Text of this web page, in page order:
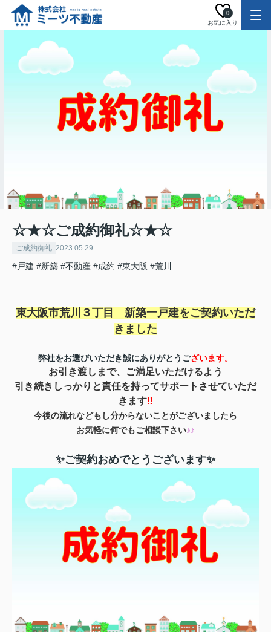
お気に入り
0
☆★☆ご成約御礼☆★☆
ご成約御礼 2023.05.29
#戸建 #新築 #不動産 #成約 #東大阪 #荒川
東大阪市荒川３丁目 新築一戸建をご契約いただ
きました
弊社をお選びいただき誠にありがとうございます。
お引き渡しまで、ご満足いただけるよう
引き続きしっかりと責任を持ってサポートさせていただ
きます‼
今後の流れなどもし分からないことがございましたら
お気軽に何でもご相談下さい♪♪
✨ご契約おめでとうございます✨